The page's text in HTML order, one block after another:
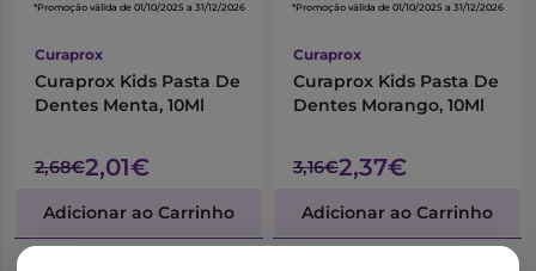
*Promoção válida de 01/10/2025 a 31/12/2026
Curaprox
Curaprox Kids Pasta De
Dentes Menta, 10Ml
2,68€2,01€
Adicionar ao Carrinho
*Promoção válida de 01/10/2025 a 31/12/2026
Curaprox
Curaprox Kids Pasta De
Dentes Morango, 10Ml
3,16€2,37€
Adicionar ao Carrinho